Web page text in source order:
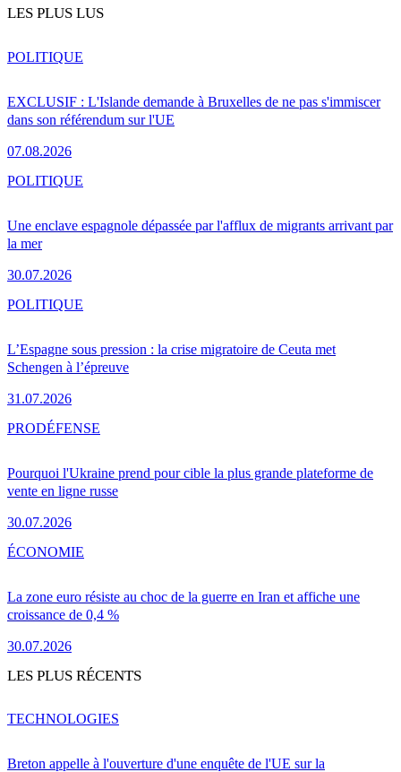
LES PLUS LUS
EXCLUSIF : L'Islande demande à Bruxelles de ne pas s'immiscer
dans son référendum sur l'UE
07.08.2026
POLITIQUE
Une enclave espagnole dépassée par l'afflux de migrants arrivant par
la mer
30.07.2026
POLITIQUE
L’Espagne sous pression : la crise migratoire de Ceuta met
Schengen à l’épreuve
31.07.2026
POLITIQUE
Pourquoi l'Ukraine prend pour cible la plus grande plateforme de
vente en ligne russe
30.07.2026
PRODÉFENSE
La zone euro résiste au choc de la guerre en Iran et affiche une
croissance de 0,4 %
30.07.2026
ÉCONOMIE
LES PLUS RÉCENTS
Breton appelle à l'ouverture d'une enquête de l'UE sur la
TECHNOLOGIES